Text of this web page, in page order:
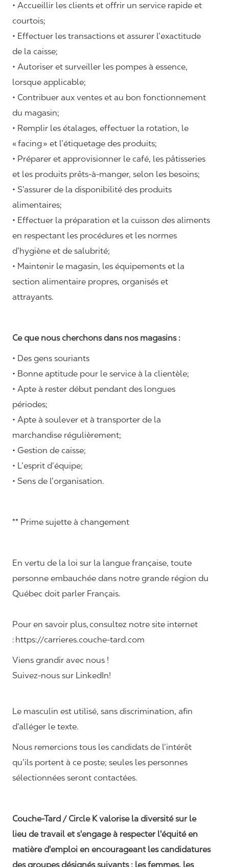
• Accueillir les clients et offrir un service rapide et
courtois;
• Effectuer les transactions et assurer l’exactitude
de la caisse;
• Autoriser et surveiller les pompes à essence,
lorsque applicable;
• Contribuer aux ventes et au bon fonctionnement
du magasin;
• Remplir les étalages, effectuer la rotation, le
«facing» et l’étiquetage des produits;
• Préparer et approvisionner le café, les pâtisseries
et les produits prêts-à-manger, selon les besoins;
• S’assurer de la disponibilité des produits
alimentaires;
• Effectuer la préparation et la cuisson des aliments
en respectant les procédures et les normes
d’hygiène et de salubrité;
• Maintenir le magasin, les équipements et la
section alimentaire propres, organisés et
attrayants.
Ce que nous cherchons dans nos magasins :
• Des gens souriants
• Bonne aptitude pour le service à la clientèle;
• Apte à rester début pendant des longues
périodes;
• Apte à soulever et à transporter de la
marchandise régulièrement;
• Gestion de caisse;
• L’esprit d’équipe;
• Sens de l’organisation.
** Prime sujette à changement
En vertu de la loi sur la langue française, toute
personne embauchée dans notre grande région du
Québec doit parler Français.
Pour en savoir plus, consultez notre site internet
: https://carrieres.couche-tard.com
Viens grandir avec nous !
Suivez-nous sur LinkedIn!
Le masculin est utilisé, sans discrimination, afin
d’alléger le texte.
Nous remercions tous les candidats de l’intérêt
qu’ils portent à ce poste; seules les personnes
sélectionnées seront contactées.
Couche-Tard / Circle K valorise la diversité sur le
lieu de travail et s'engage à respecter l'équité en
matière d'emploi en encourageant les candidatures
des groupes désignés suivants : les femmes, les